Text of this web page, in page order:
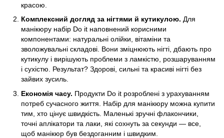
красою.
Комплексний догляд за нігтями й кутикулою. Для
манікюру набір Do it наповнений корисними
компонентами: натуральні олійки, вітаміни та
зволожувальні складові. Вони зміцнюють нігті, дбають про
кутикулу і вирішують проблеми з ламкістю, розшаруванням
і сухістю. Результат? Здорові, сильні та красиві нігті без
зайвих зусиль.
Економія часу. Продукти Do it розроблені з урахуванням
потреб сучасного життя. Набір для манікюру можна купити
тим, хто цінує швидкість. Маленькі зручні флакончики,
точні аплікатори та лаки, які сохнуть за секунди — все,
щоб манікюр був бездоганним і швидким.